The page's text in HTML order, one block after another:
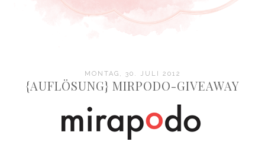
MONTAG, 30. JULI 2012
{AUFLÖSUNG} MIRPODO-GIVEAWAY